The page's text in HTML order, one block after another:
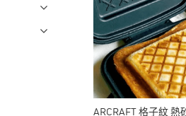
ARCRAFT 格子紋 熱